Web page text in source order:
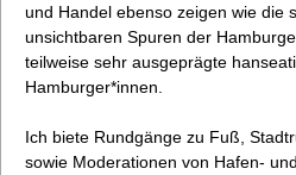
und Handel ebenso zeigen wie die
unsichtbaren Spuren der
teilweise sehr ausgeprägte
Hamburger*innen.
Ich biete Rundgänge zu Fuß,
sowie Moderationen von Hafen-